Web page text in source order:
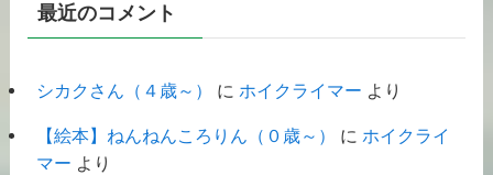
最近のコメント
シカクさん（４歳～） に ホイクライマー より
【絵本】ねんねんころりん（０歳～） に ホイクライ
マー より